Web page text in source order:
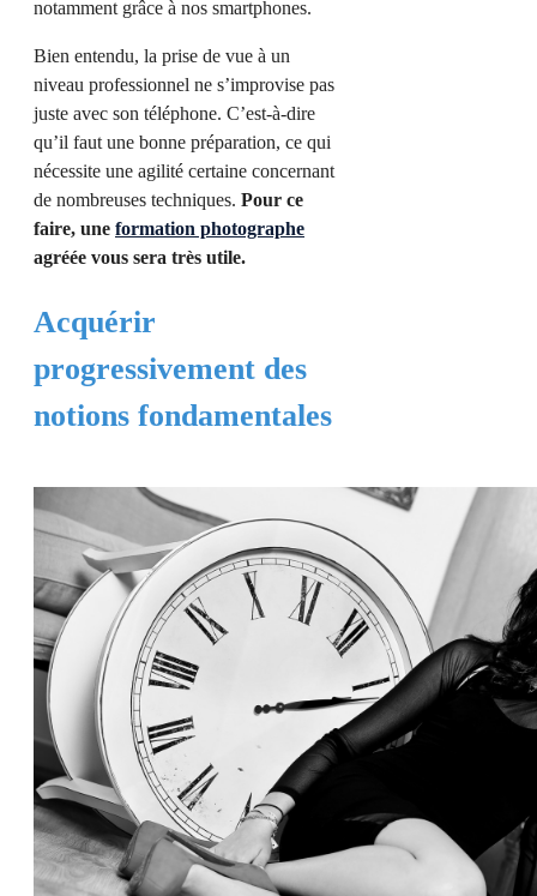
notamment grâce à nos smartphones.
Bien entendu, la prise de vue à un
niveau professionnel ne s’improvise pas
juste avec son téléphone. C’est-à-dire
qu’il faut une bonne préparation, ce qui
nécessite une agilité certaine concernant
de nombreuses techniques. Pour ce
faire, une formation photographe
agréée vous sera très utile.
Acquérir
progressivement des
notions fondamentales